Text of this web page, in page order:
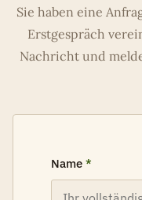
Sie haben eine
Erstgespräch
Nachricht und
Name *